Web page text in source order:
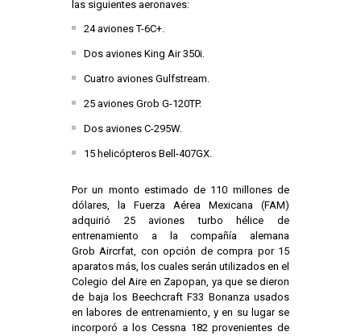
las siguientes aeronaves:
24 aviones T-6C+.
Dos aviones King Air 350i.
Cuatro aviones Gulfstream.
25 aviones Grob G-120TP.
Dos aviones C-295W.
15 helicópteros Bell-407GX.
Por un monto estimado de 110 millones de
dólares, la Fuerza Aérea Mexicana (FAM)
adquirió 25 aviones turbo hélice de
entrenamiento a la compañía alemana
Grob Aircrfat, con opción de compra por 15
aparatos más, los cuales serán utilizados en el
Colegio del Aire en Zapopan, ya que se dieron
de baja los Beechcraft F33 Bonanza usados
en labores de entrenamiento, y en su lugar se
incorporó a los Cessna 182 provenientes de